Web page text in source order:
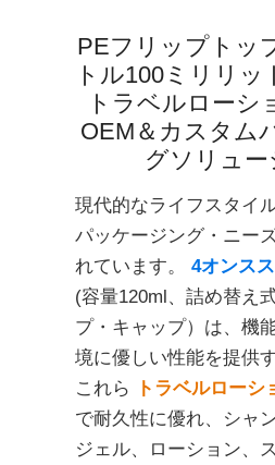
PEフリップトッ
トル100ミリリッ
トラベルローシ
OEM＆カスタム
グソリュー
現代的なライフスタイ
パッケージング・ニー
れています。 4オンス
(容量120ml、詰め替え
プ・キャップ）は、機
境に優しい性能を提供
これら
トラベルローシ
で耐久性に優れ、シャ
ジェル、ローション、